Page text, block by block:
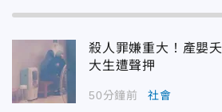
殺人罪嫌重大！產嬰
大生遭聲押
50分鐘前 社會